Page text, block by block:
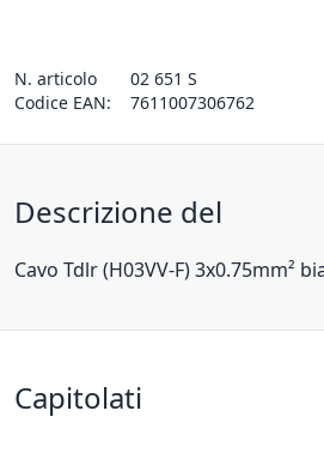
N. articolo
02 651 S
Codice EAN:
7611007306762
Descrizione del
Cavo Tdlr (H03VV-F) 3x0.75mm²
Capitolati